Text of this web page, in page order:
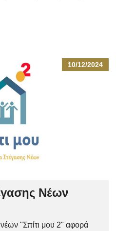
10/12/2024
Νέων
"Σπίτι μου 2" αφορά